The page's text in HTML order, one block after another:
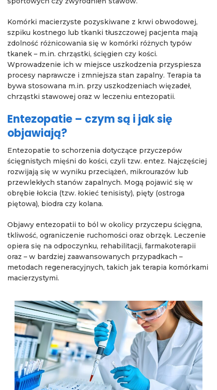
Komórki macierzyste pozyskiwane z krwi obwodowej,
szpiku kostnego lub tkanki tłuszczowej pacjenta mają
zdolność różnicowania się w komórki różnych typów
tkanek – m.in. chrząstki, ścięgien czy kości.
Wprowadzenie ich w miejsce uszkodzenia przyspiesza
procesy naprawcze i zmniejsza stan zapalny. Terapia ta
bywa stosowana m.in. przy uszkodzeniach więzadeł,
chrząstki stawowej oraz w leczeniu entezopatii.
Entezopatie – czym są i jak się
objawiają?
Entezopatie to schorzenia dotyczące przyczepów
ścięgnistych mięśni do kości, czyli tzw. entez. Najczęściej
rozwijają się w wyniku przeciążeń, mikrourazów lub
przewlekłych stanów zapalnych. Mogą pojawić się w
obrębie łokcia (tzw. łokieć tenisisty), pięty (ostroga
piętowa), biodra czy kolana.
Objawy entezopatii to ból w okolicy przyczepu ścięgna,
tkliwość, ograniczenie ruchomości oraz obrzęk. Leczenie
opiera się na odpoczynku, rehabilitacji, farmakoterapii
oraz – w bardziej zaawansowanych przypadkach –
metodach regeneracyjnych, takich jak terapia komórkami
macierzystymi.